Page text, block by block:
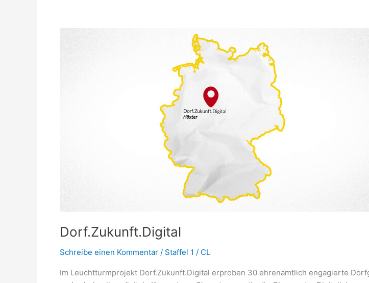
Dorf.Zukunft.Digital
Schreibe einen Kommentar / Staffel 1 / CL
Im Leuchtturmprojekt Dorf.Zukunft.Digital erproben 30 ehrenamtlich engagierte